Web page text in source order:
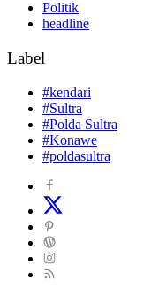
Politik
headline
Label
#kendari
#Sultra
#Polda Sultra
#Konawe
#poldasultra